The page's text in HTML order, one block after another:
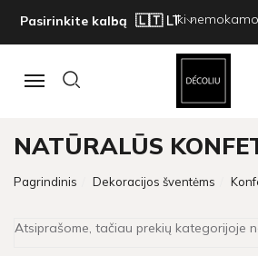
Pasirinkite kalbą Iki
Navigacija
NATŪRALŪS
Pagrindinis Dekoracijos šventėms
Atsiprašome, tačiau prekių kategorijoje